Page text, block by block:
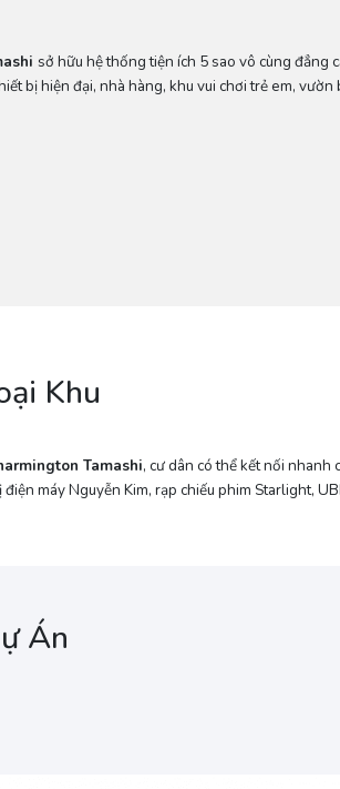
sở hữu hệ thống tiện ích 5 sao vô cùng đẳng
bị hiện đại, nhà hàng, khu vui chơi trẻ em,
Khu
Tamashi, cư dân có thể kết nối
máy Nguyễn Kim, rạp chiếu phim Starlight,
Án